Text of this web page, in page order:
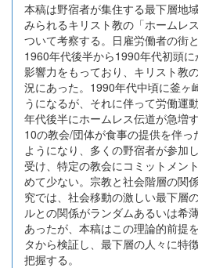
本稿は野宿者が集住する最下層地
みられるキリスト教の「ホームレ
ついて考察する。日雇労働者の街
1960年代後半から1990年代初頭
影響力をもっており、キリスト教
況にあった。1990年代中頃に釜ヶ
うになるが、それに伴って労働運
年代後半にホームレス伝道が急増
10の教会/団体が食事の提供を伴
ようになり、多くの野宿者が参加
受け、特定の教会にコミットメン
めて少ない。宗教と社会階層の関
究では、社会移動の激しい最下層
ルとの関係がランダムあるいは希
あったが、本稿はこの理論的前提
タから検証し、最下層の人々に特
把握する。